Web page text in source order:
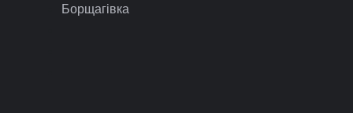
Борщагівка